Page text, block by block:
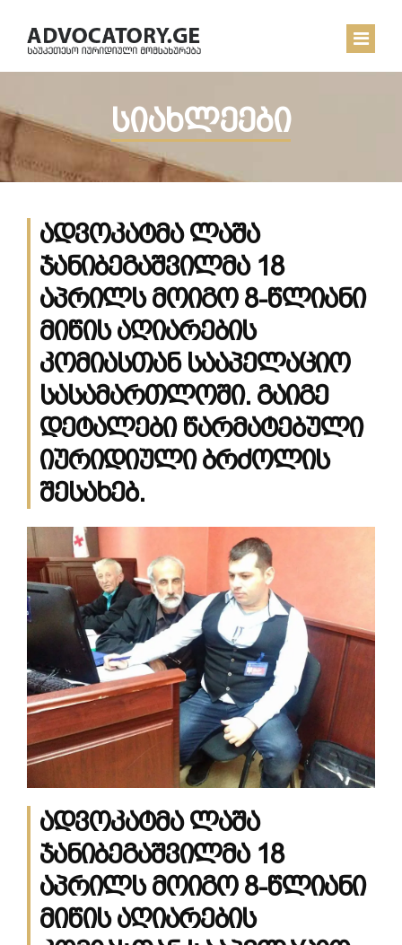
ᲛᲗᲐᲕᲐᲠᲘ
ᲩᲔᲛ ᲨᲔᲡᲐᲮᲔᲑ
ᲙᲝᲜᲢᲐᲥᲢᲘ
სიახლეები
ადვოკატმა ლაშა
ჯანიბეგაშვილმა 18
აპრილს მოიგო 8-წლიანი
მიწის აღიარების
კომიასთან სააპელაციო
სასამართლოში. გაიგე
დეტალები წარმატებული
იურიდიული ბრძოლის
შესახებ.
ადვოკატმა ლაშა
ჯანიბეგაშვილმა 18
აპრილს მოიგო 8-წლიანი
მიწის აღიარების